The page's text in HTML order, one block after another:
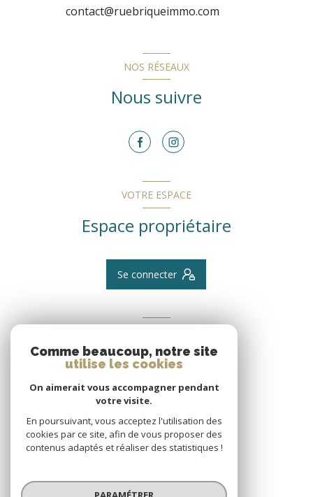
contact@ruebriqueimmo.com
NOS RÉSEAUX
Nous suivre
VOTRE ESPACE
Espace propriétaire
Se connecter
Nous adhérons
© 2026 | Tous droits réservés
Comme beaucoup, notre site
utilise les cookies
On aimerait vous accompagner pendant
votre visite.
En poursuivant, vous acceptez l'utilisation des
cookies par ce site, afin de vous proposer des
contenus adaptés et réaliser des statistiques !